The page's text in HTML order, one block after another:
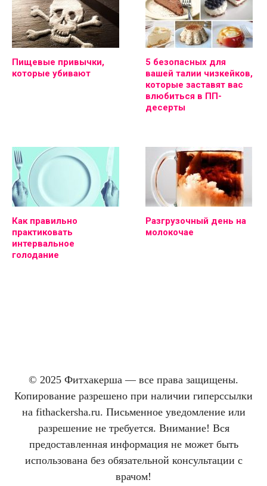
Пищевые привычки,
которые убивают
5 безопасных для
вашей талии чизкейков,
которые заставят вас
влюбиться в ПП-
десерты
Как правильно
практиковать
интервальное
голодание
Разгрузочный день на
молокочае
© 2025 Фитхакерша — все права защищены.
Копирование разрешено при наличии гиперссылки
на fithackersha.ru. Письменное уведомление или
разрешение не требуется. Внимание! Вся
предоставленная информация не может быть
использована без обязательной консультации с
врачом!